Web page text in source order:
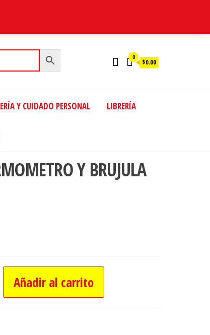
0
$0.00
Y CUIDADO PERSONAL LIBRERÍA
Y BRUJULA
TERMOMETRO Y BRUJULA cantidad
Añadir al carrito